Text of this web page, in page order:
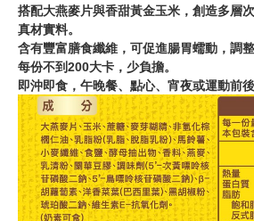
搭配大燕麥片與香甜黃金玉米，創造多層
真材實料。
含有豐富膳食纖維，可促進腸胃蠕動，調整
每份不到200大卡，少負擔。
即沖即食，午晚餐、點心、宵夜或運動前